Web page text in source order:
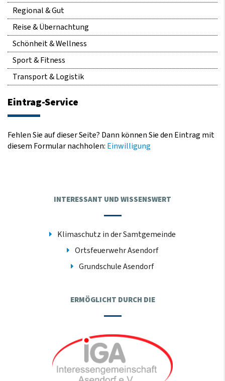
Regional & Gut
Reise & Übernachtung
Schönheit & Wellness
Sport & Fitness
Transport & Logistik
Eintrag-Service
Fehlen Sie auf dieser Seite? Dann können Sie den Eintrag mit
diesem Formular nachholen: Einwilligung
INTERESSANT UND WISSENSWERT
Klimaschutz in der Samtgemeinde
Ortsfeuerwehr Asendorf
Grundschule Asendorf
ERMÖGLICHT DURCH DIE